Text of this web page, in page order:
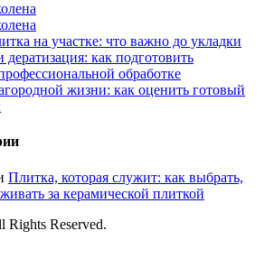
на участке: что важно до укладки
дератизация: как подготовить
обработке
жизни: как оценить готовый
Плитка, которая служит: как выбрать,
за керамической плиткой
Reserved.